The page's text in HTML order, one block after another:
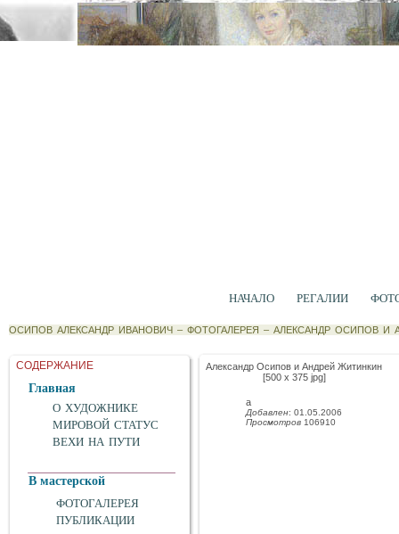
НАЧАЛО РЕГАЛИИ
ОСИПОВ АЛЕКСАНДР ИВАНОВИЧ – ФОТОГАЛЕРЕЯ – АЛЕКСАНДР ОСИПОВ И
СОДЕРЖАНИЕ
Главная
О ХУДОЖНИКЕ
МИРОВОЙ СТАТУС
ВЕХИ НА ПУТИ
В мастерской
ФОТОГАЛЕРЕЯ
ПУБЛИКАЦИИ
Александр Осипов и Андрей Житинкин
[500 x 375 jpg]
а
Добавлен: 01.05.2006
Просмотров 106910